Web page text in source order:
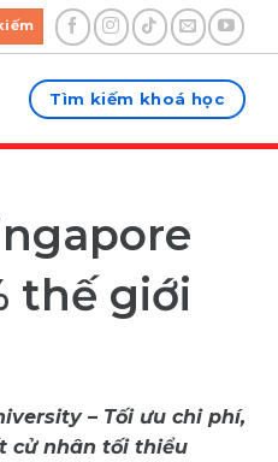
Tìm kiếm khoá học
thế giới
– Tối ưu chi phí,
cử nhân tối thiểu